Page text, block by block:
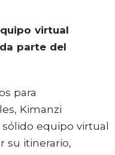
virtual
parte del
para
Kimanzi
equipo virtual
su itinerario,